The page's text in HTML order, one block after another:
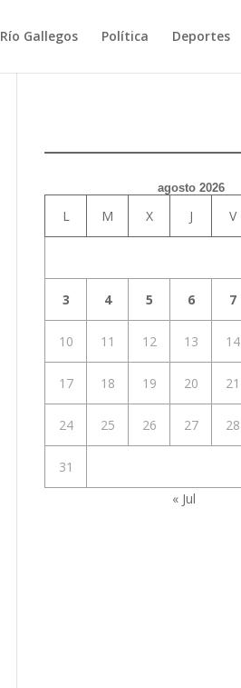
Río Gallegos Política Deportes
agosto 2026
L M X J V
3 4 5 6 7
10 11 12 13 14
17 18 19 20 21
24 25 26 27 28
31
« Jul